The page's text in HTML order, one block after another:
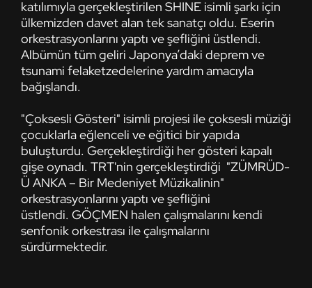
katılımıyla gerçekleştirilen SHINE isimli şarkı için
ülkemizden davet alan tek sanatçı oldu. Eserin
orkestrasyonlarını yaptı ve şefliğini üstlendi.
Albümün tüm geliri Japonya’daki deprem ve
tsunami felaketzedelerine yardım amacıyla
bağışlandı.
"Çoksesli Gösteri" isimli projesi ile çoksesli müziği
çocuklarla eğlenceli ve eğitici bir yapıda
buluşturdu. Gerçekleştirdiği her gösteri kapalı
gişe oynadı. TRT'nin gerçekleştirdiği "ZÜMRÜD-
Ü ANKA – Bir Medeniyet Müzikalinin"
orkestrasyonlarını yaptı ve şefliğini
üstlendi. GÖÇMEN halen çalışmalarını kendi
senfonik orkestrası ile çalışmalarını
sürdürmektedir.